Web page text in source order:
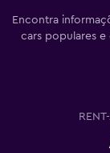
Encontra
cars populares e